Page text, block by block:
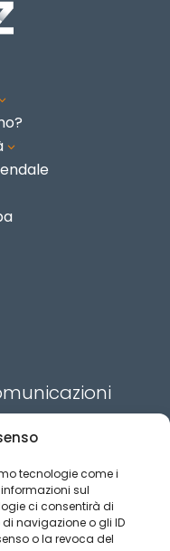
tecnologie come i
sul
ci consentirà di
navigazione o gli ID
o la revoca del
3
3